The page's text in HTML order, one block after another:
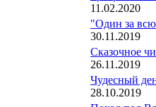
11.02.2020
"Один за
30.11.2019
Сказочное
26.11.2019
Чудесный
28.10.2019